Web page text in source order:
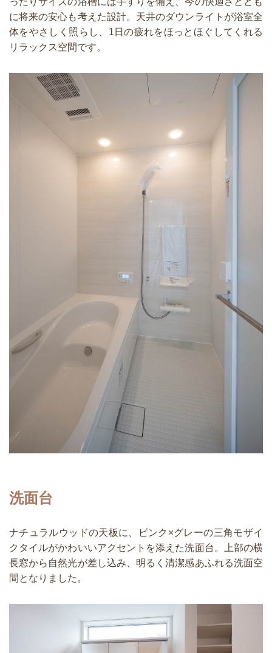
に将来の安心も考えた設計。天井のダウンライトが浴室全
体をやさしく照らし、1日の疲れをほっとほぐしてくれる
リラックス空間です。
洗面台
ナチュラルウッドの天板に、ピンク×グレーの三角モザイ
クタイルがかわいいアクセントを添えた洗面台。上部の横
長窓から自然光が差し込み、明るく清潔感あふれる洗面空
間となりました。